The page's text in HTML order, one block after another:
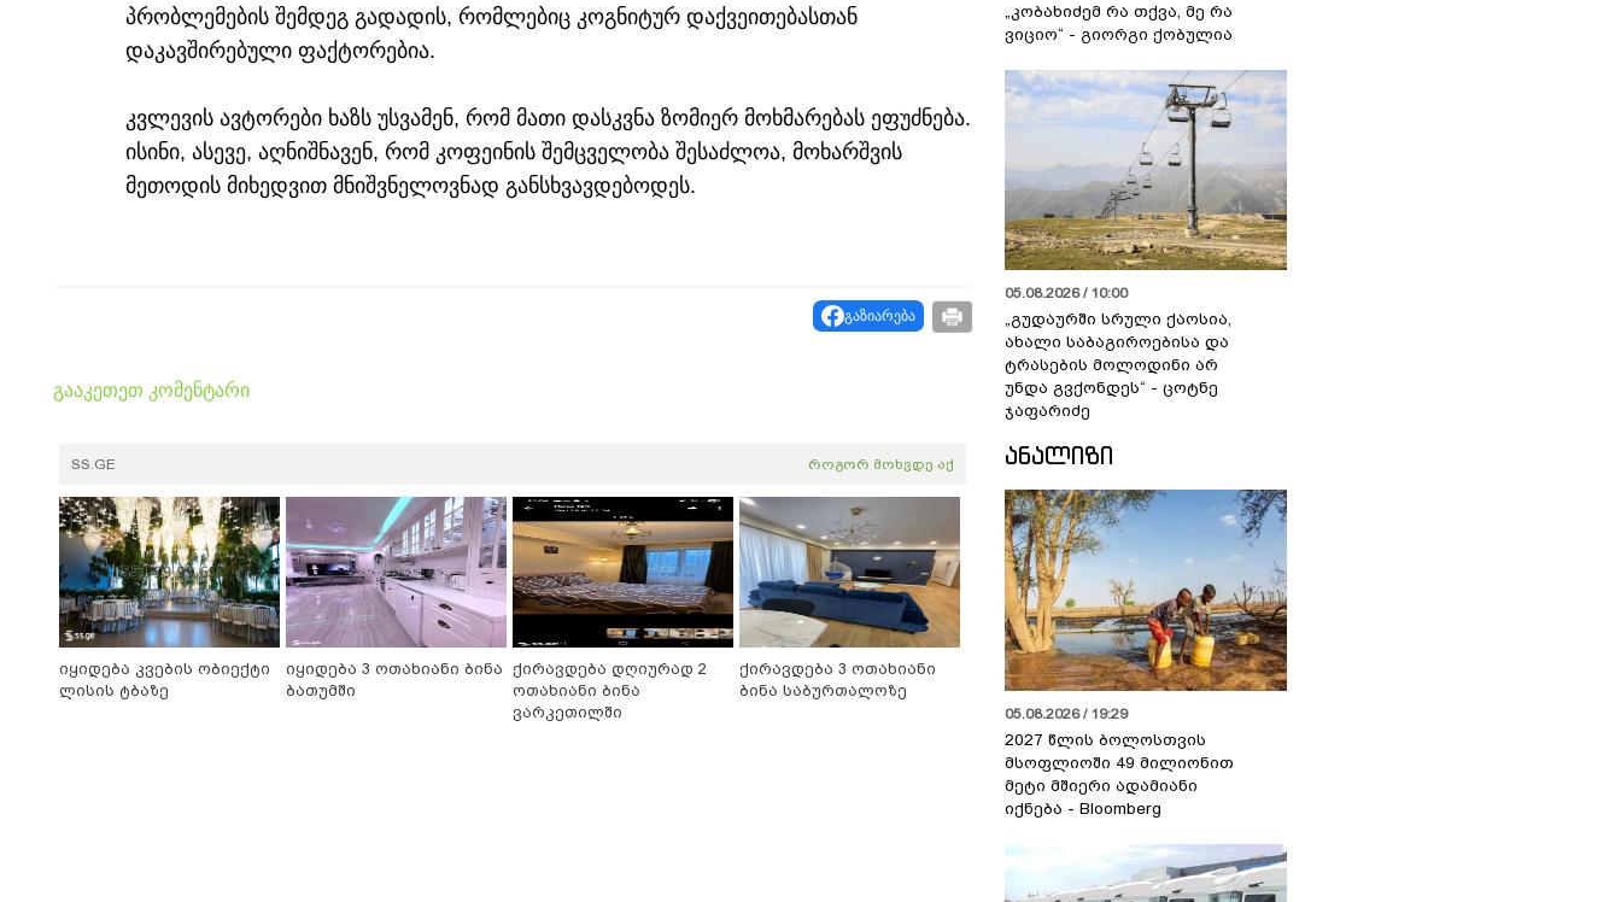
პრობლემების შემდეგ გადადის, რომლებიც კოგნიტურ დაქვეითებასთან
დაკავშირებული ფაქტორებია.
კვლევის ავტორები ხაზს უსვამენ, რომ მათი დასკვნა ზომიერ მოხმარებას ეფუძნება.
ისინი, ასევე, აღნიშნავენ, რომ კოფეინის შემცველობა შესაძლოა, მოხარშვის
მეთოდის მიხედვით მნიშვნელოვნად განსხვავდებოდეს.
გაზიარება
გააკეთეთ კომენტარი
SS.GE როგორ მოხვდე აქ
იყიდება კვების ობიექტი
ლისის ტბაზე
იყიდება 3 ოთახიანი ბინა
ბათუმში
ქირავდება დღიურად 2
ოთახიანი ბინა
ვარკეთილში
ქირავდება 3 ოთახიანი
ბინა საბურთალოზე
„კობახიძემ რა თქვა, მე რა
ვიციო“ - გიორგი ქობულია
05.08.2026 / 10:00
„გუდაურში სრული ქაოსია,
ახალი საბაგიროებისა და
ტრასების მოლოდინი არ
უნდა გვქონდეს“ - ცოტნე
ჯაფარიძე
ᲐᲜᲐᲚᲘᲖᲘ
05.08.2026 / 19:29
2027 წლის ბოლოსთვის
მსოფლიოში 49 მილიონით
მეტი მშიერი ადამიანი
იქნება - Bloomberg